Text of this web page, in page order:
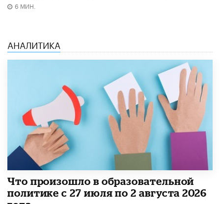
6 МИН.
АНАЛИТИКА
​Что произошло в образовательной
политике с 27 июля по 2 августа 2026